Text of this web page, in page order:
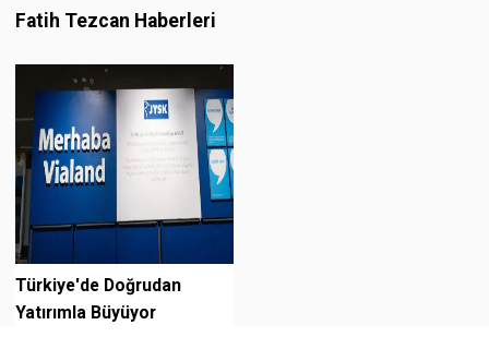
Fatih Tezcan Haberleri
Türkiye'de Doğrudan
Yatırımla Büyüyor